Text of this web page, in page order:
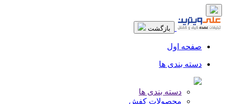
بازگشت
صفحه اول
دسته بندی ها
دسته بندی ها
محصولات کفش